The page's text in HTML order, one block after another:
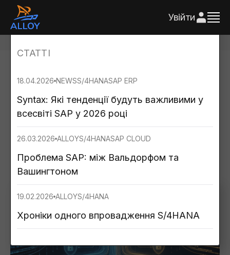
Увійти
У світі SAP і не тільки: Статті
РЕЗУЛЬТАТ ПОШУКУ
СТАТТІ
18.04.2026 NEWSS/4HANASAP ERP
Syntax: Які тенденції будуть важливими у
всесвіті SAP у 2026 році
26.03.2026 ALLOYS/4HANASAP CLOUD
Проблема SAP: між Вальдорфом та
Вашингтоном
19.02.2026 ALLOYS/4HANA
Хроніки одного впровадження S/4HANA